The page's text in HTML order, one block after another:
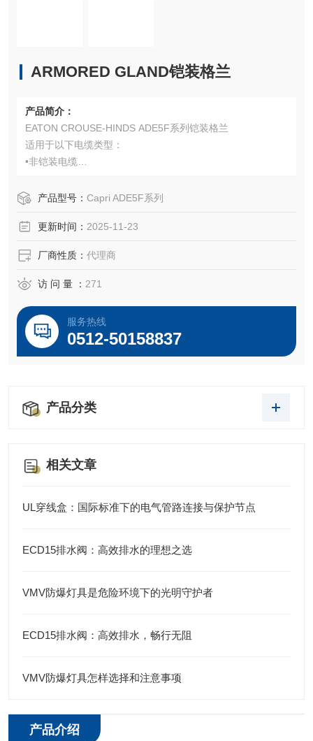
ARMORED GLAND铠装格兰
产品简介：
EATON CROUSE-HINDS ADE5F系列铠装格兰
适用于以下电缆类型：
•非铠装电缆
•托盘电缆：TC
产品型号： Capri ADE5F系列
更新时间： 2025-11-23
厂商性质： 代理商
访 问 量 ： 271
服务热线
0512-50158837
产品分类
相关文章
UL穿线盒：国际标准下的电气管路连接与保护节点
ECD15排水阀：高效排水的理想之选
VMV防爆灯具是危险环境下的光明守护者
ECD15排水阀：高效排水，畅行无阻
VMV防爆灯具怎样选择和注意事项
产品介绍